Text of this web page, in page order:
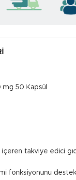
50 Kapsül
takviye edici
fonksiyonunu